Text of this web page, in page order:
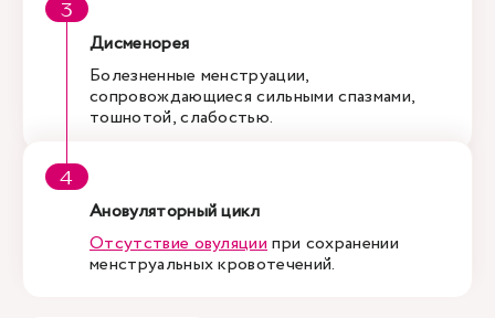
Дисменорея
Болезненные менструации,
сопровождающиеся сильными спазмами,
тошнотой, слабостью.
Ановуляторный цикл
Отсутствие овуляциипри сохранении
менструальных кровотечений.